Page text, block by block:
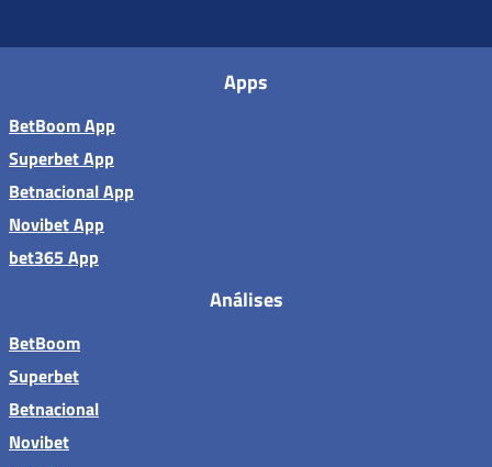
Apps
BetBoom App
Superbet App
Betnacional App
Novibet App
bet365 App
Análises
BetBoom
Superbet
Betnacional
Novibet